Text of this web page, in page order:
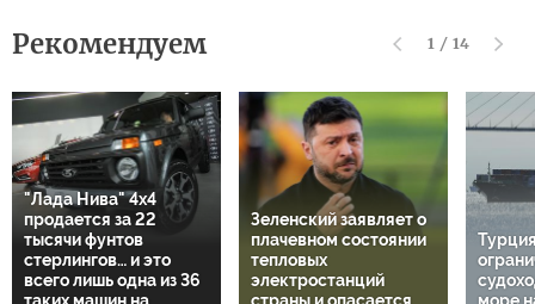
Рекомендуем 1 / 14
"Лада Нива" 4х4
продается за 22
тысячи фунтов
стерлингов… и это
всего лишь одна из 36
таких машин на
Зеленский заявляет о
плачевном состоянии
тепловых
электростанций
страны и опасается
море